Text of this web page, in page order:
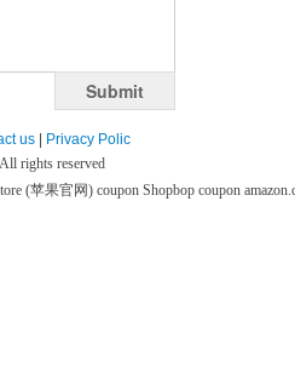
Submit
us
Privacy Polic
rights reserved
(苹果官网) coupon Shopbop coupon